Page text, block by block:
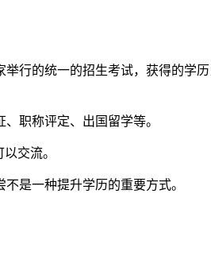
行的统一的招生考试，获得的学
职称评定、出国留学等。
交流。
是一种提升学历的重要方式。